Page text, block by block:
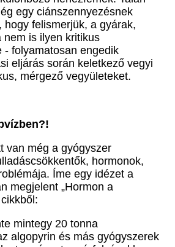
egy ciánszennyezésnek
hogy felismerjük, a gyárak,
nem is ilyen kritikus
- folyamatosan engedik
eljárás során keletkező vegyi
mérgező vegyületeket.
van még a gyógyszer
hormonok,
Íme egy idézet a
megjelent „Hormon a
mintegy 20 tonna
algopyrin és más gyógyszerek